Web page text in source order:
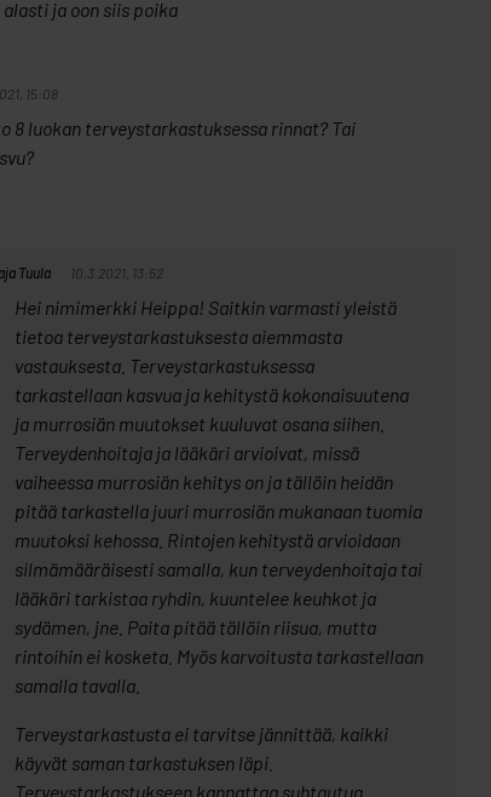
ja oon siis poika
15:08
8 luokan terveystarkastuksessa rinnat? Tai
Tuula 10.3.2021, 13:52
Hei nimimerkki Heippa! Saitkin varmasti yleistä
tietoa terveystarkastuksesta aiemmasta
vastauksesta. Terveystarkastuksessa
tarkastellaan kasvua ja kehitystä kokonaisuutena
ja murrosiän muutokset kuuluvat osana siihen.
Terveydenhoitaja ja lääkäri arvioivat, missä
vaiheessa murrosiän kehitys on ja tällöin heidän
pitää tarkastella juuri murrosiän mukanaan tuomia
muutoksi kehossa. Rintojen kehitystä arvioidaan
silmämääräisesti samalla, kun terveydenhoitaja tai
lääkäri tarkistaa ryhdin, kuuntelee keuhkot ja
sydämen, jne. Paita pitää tällöin riisua, mutta
rintoihin ei kosketa. Myös karvoitusta tarkastellaan
samalla tavalla.
Terveystarkastusta ei tarvitse jännittää, kaikki
käyvät saman tarkastuksen läpi.
Terveystarkastukseen kannattaa suhtautua